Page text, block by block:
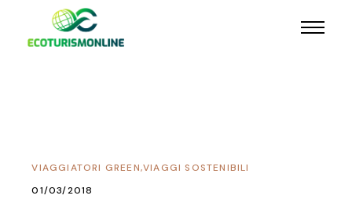
VIAGGI SOSTENIBILI
,
VIAGGIATORI GREEN
01/03/2018